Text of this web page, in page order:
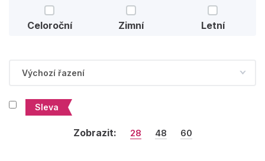
Celoroční Zimní Letní
Sleva
Zobrazit: 28 48 60